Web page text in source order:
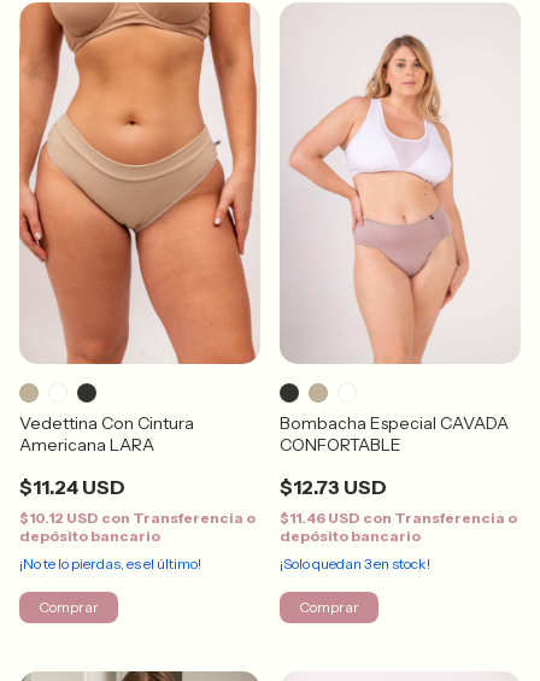
Vedettina Con Cintura
Americana LARA
$11.24 USD
$10.12 USD con Transferencia o
depósito bancario
¡No te lo pierdas, es el último!
Comprar
Bombacha Especial CAVADA
CONFORTABLE
$12.73 USD
$11.46 USD con Transferencia o
depósito bancario
¡Solo quedan 3en stock!
Comprar